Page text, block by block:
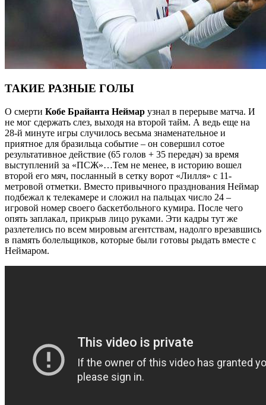
ТАКИЕ РАЗНЫЕ ГОЛЫ
О смерти Кобе Брайанта Неймар узнал в перерыве матча. И
не мог сдержать слез, выходя на второй тайм. А ведь еще на
28-й минуте игры случилось весьма знаменательное и
приятное для бразильца событие – он совершил сотое
результативное действие (65 голов + 35 передач) за время
выступлений за «ПСЖ»…Тем не менее, в историю вошел
второй его мяч, посланный в сетку ворот «Лилля» с 11-
метровой отметки. Вместо привычного празднования Неймар
подбежал к телекамере и сложил на пальцах число 24 –
игровой номер своего баскетбольного кумира. После чего
опять заплакал, прикрыв лицо руками. Эти кадры тут же
разлетелись по всем мировым агентствам, надолго врезавшись
в память болельщиков, которые были готовы рыдать вместе с
Неймаром.